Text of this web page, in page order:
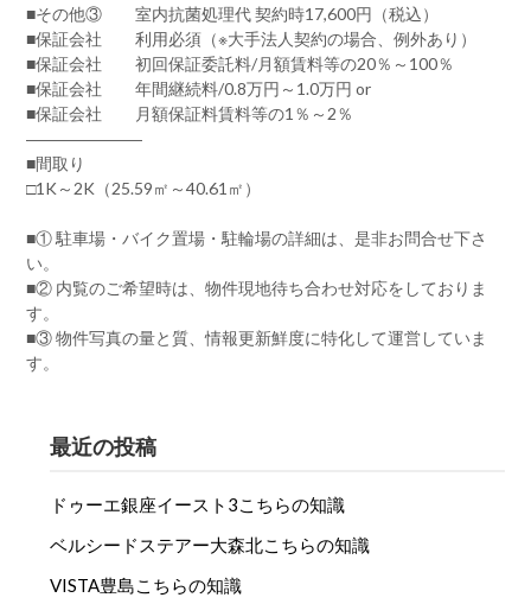
■その他③ 室内抗菌処理代 契約時17,600円（税込）
■保証会社 利用必須（※大手法人契約の場合、例外あり）
■保証会社 初回保証委託料/月額賃料等の20％～100％
■保証会社 年間継続料/0.8万円～1.0万円 or
■保証会社 月額保証料賃料等の1％～2％
―――――――
■間取り
□1K～2K（25.59㎡～40.61㎡）
■① 駐車場・バイク置場・駐輪場の詳細は、是非お問合せ下さ
い。
■② 内覧のご希望時は、物件現地待ち合わせ対応をしておりま
す。
■③ 物件写真の量と質、情報更新鮮度に特化して運営していま
す。
最近の投稿
ドゥーエ銀座イースト3こちらの知識
ベルシードステアー大森北こちらの知識
VISTA豊島こちらの知識